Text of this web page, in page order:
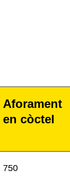
Aforament
en còctel
750